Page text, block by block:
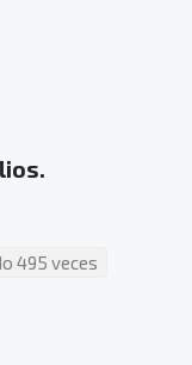
495 veces